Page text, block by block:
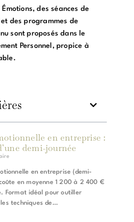
des séances de
des programmes de
sont proposés dans le
Personnel, propice à
en entreprise :
demi-journée
en entreprise (demi-
en moyenne 1 200 à 2 400 €
Format idéal pour outiller
techniques de…